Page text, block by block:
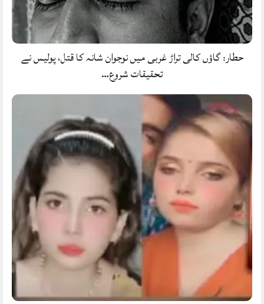
حطار: گاؤں کالی تراڑ غربی میں نوجوان شانہ کا قتل، پولیس نے
تحقیقات شروع…